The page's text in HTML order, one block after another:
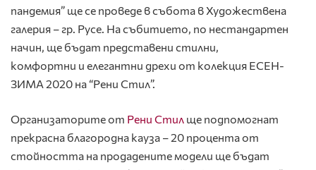
пандемия” ще се проведе в събота в Художествена
галерия – гр. Русе. На събитието, по нестандартен
начин, ще бъдат представени стилни,
комфортни и елегантни дрехи от колекция ЕСЕН-
ЗИМА 2020 на “Рени Стил”.
Организаторите от Рени Стил ще подпомогнат
прекрасна благородна кауза – 20 процента от
стойността на продадените модели ще бъдат